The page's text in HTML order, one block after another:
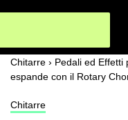
Chitarre › Pedali ed Effetti
espande con il Rotary
Chitarre